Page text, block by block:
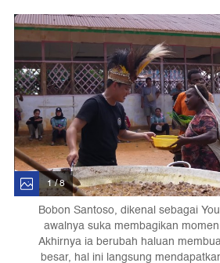
1 / 8
Bobon Santoso, dikenal sebagai
awalnya suka membagikan
Akhirnya ia berubah haluan
besar, hal ini langsung